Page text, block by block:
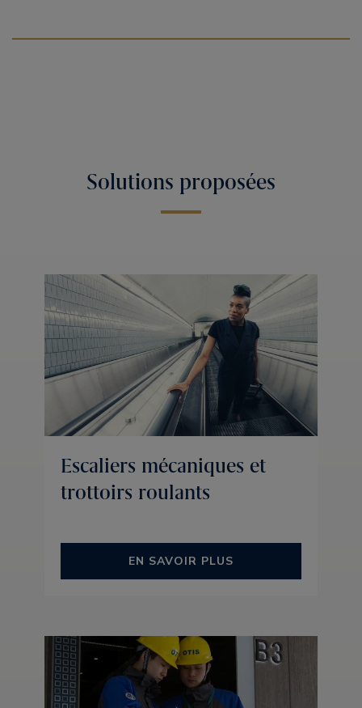
Solutions proposées
Escaliers mécaniques et
trottoirs roulants
EN SAVOIR PLUS